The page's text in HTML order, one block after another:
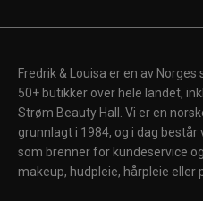
Fredrik & Louisa er en av
50+ butikker over hele landet,
Strøm Beauty Hall. Vi er en
grunnlagt i 1984, og i dag
som brenner for kundeservice
makeup, hudpleie, hårpleie eller